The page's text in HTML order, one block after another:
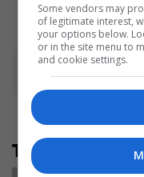
Të tjera nga
Some vendors may
of legitimate interest,
your options below.
or in the site menu to
and cookie settings.